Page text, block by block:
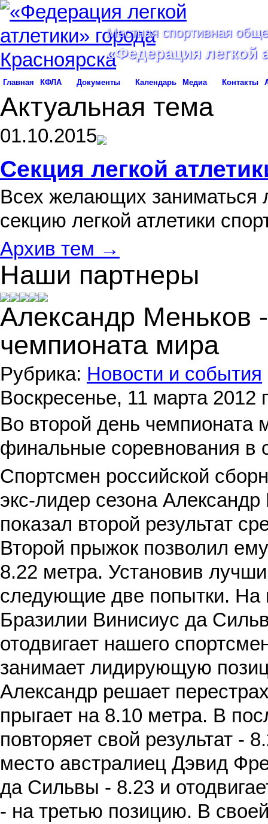
Местная спортивная
«Федерация легкой
Главная КФЛА Документы Календарь Медиа Контакты
Актуальная тема
01.10.2015
Секция легкой
Всех желающих заниматься
секцию легкой атлетики
Архив тем →
Наши партнеры
Александр Меньков
чемпионата мира
Рубрика: Новости и события
Воскресенье, 11 марта 2012
Во второй день чемпионата
финальные соревнования в
Спортсмен российской
экс-лидер сезона
показал второй результат
Второй прыжок позволил
8.22 метра. Установив
следующие две попытки. На
Бразилии Винисиус да
отодвигает нашего
занимает лидирующую
Александр решает
прыгает на 8.10 метра. В
повторяет свой результат -
место австралиец Дэвид
да Сильвы - 8.23 и
- на третью позицию. В